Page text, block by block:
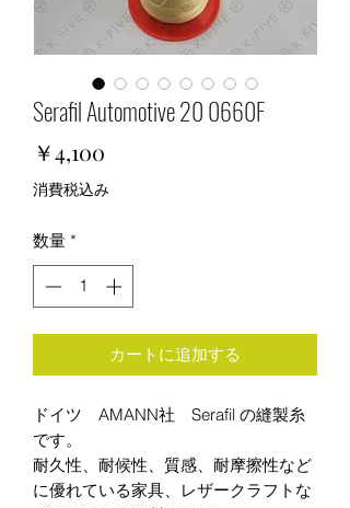
Serafil Automotive 20 0660F
￥4,100
格
消費税込み
数量 *
カートに追加する
ドイツ AMANN社 Serafil の縫製糸
です。
耐久性、耐候性、質感、耐摩擦性など
に優れている家具、レザークラフトな